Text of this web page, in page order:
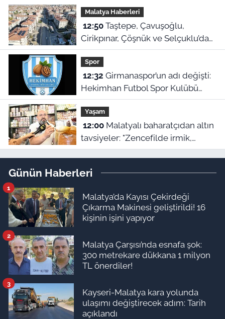
Malatya Haberleri
12:50Taştepe, Çavuşoğlu,
Cirikpınar, Çöşnük ve Selçuklu’da
konut teslimi için takvim açıklandı!
Spor
12:32
Hekimhan Futbol Spor Kulübü
geliyor
Yaşam
12:00Malatyalı baharatçıdan altın
tavsiyeler: "Zencefilde irmik,
kimyonda bulgur var!"
Günün Haberleri
Malatya’da Kayısı Çekirdeği
Çıkarma Makinesi geliştirildi! 16
kişinin işini yapıyor
1
Malatya Çarşısı’nda esnafa şok:
300 metrekare dükkana 1 milyon
TL önerdiler!
2
Kayseri-Malatya kara yolunda
ulaşımı değiştirecek adım: Tarih
açıklandı
3